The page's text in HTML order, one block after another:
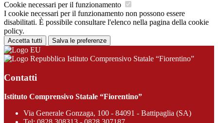
Cookie necessari per il funzionamento
I cookie necessari per il funzionamento non possono essere
disabilitati. È possibile consultare l'elenco nella pagina della cookie
policy.
Accetta tutti Salva le preferenze
Istituto Comprensivo Statale “Fiorentino”
Contatti
Istituto Comprensivo Statale “Fiorentino”
Via Generale Gonzaga, 100 - 84091 - Battipaglia (SA)